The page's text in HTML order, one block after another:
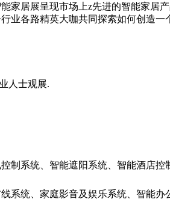
家居展呈现市场上z先进的智能家居
各路精英大咖共同探索如何创造
人士观展.
制系统、智能遮阳系统、智能酒店
系统、家庭影音及娱乐系统、智能